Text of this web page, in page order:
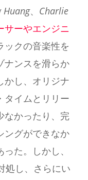
Huang、 Charlie
サーやエンジニ
ックの音楽性を
ナンスを滑らか
かし、オリジナ
タイムとリリー
なかったり、完
ングができなか
た。しかし、
処し、さらにい